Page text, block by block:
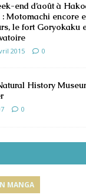
end d’août à
: Motomachi encore
le fort Goryokaku
2015 0
History
0
MANGA